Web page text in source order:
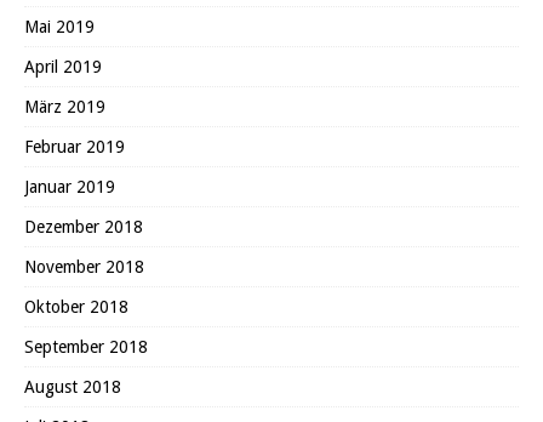
Mai 2019
April 2019
März 2019
Februar 2019
Januar 2019
Dezember 2018
November 2018
Oktober 2018
September 2018
August 2018